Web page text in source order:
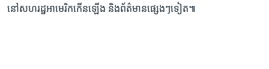
នៅ​សហរដ្ឋ​អាមេរិក​កើន​ឡើង និង​ព័ត៌មាន​ផ្សេងៗ​ទៀត៕